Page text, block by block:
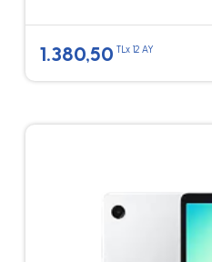
1.380,50 TLx 12 AY